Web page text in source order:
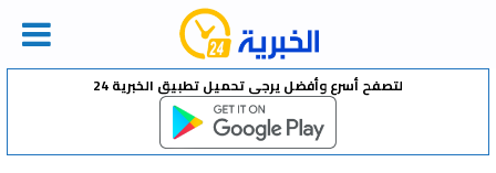
Skip
لتصفح أسرع وأفضل يرجى تحميل تطبيق الخبرية 24